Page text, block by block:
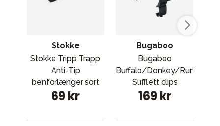
Stokke
Stokke Tripp Trapp
Anti-Tip
benforlænger sort
69 kr
Bugaboo
Bugaboo
Buffalo/Donkey/Runner
Sufflett clips
169 kr